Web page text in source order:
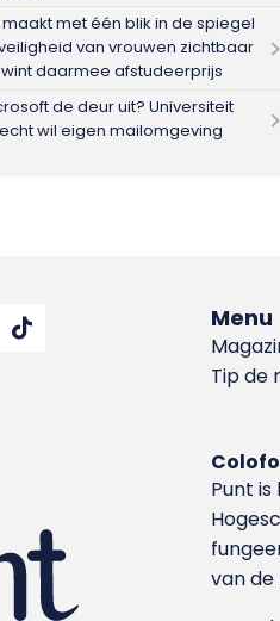
maakt met één blik in de spiegel
van vrouwen zichtbaar
daarmee afstudeerprijs
de deur uit? Universiteit
wil eigen mailomgeving
Menu
Tip de
Punt
van